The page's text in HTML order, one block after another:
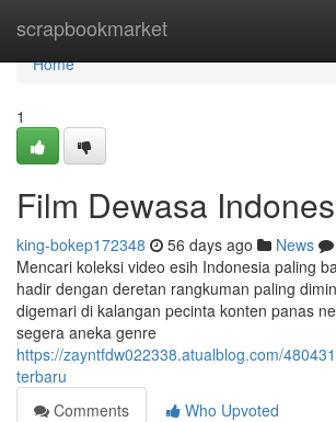
scrapbookmarket
Home
Home
1
Film Dewasa
king-bokep172348 56 days ago News
Mencari koleksi video esih Indonesia paling
hadir dengan deretan rangkuman paling
digemari di kalangan pecinta konten panas
segera aneka genre
https://zayntfdw022338.atualblog.com/
terbaru
Comments
Who Upvoted